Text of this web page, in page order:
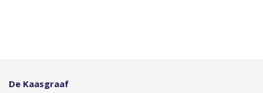
De Kaasgraaf